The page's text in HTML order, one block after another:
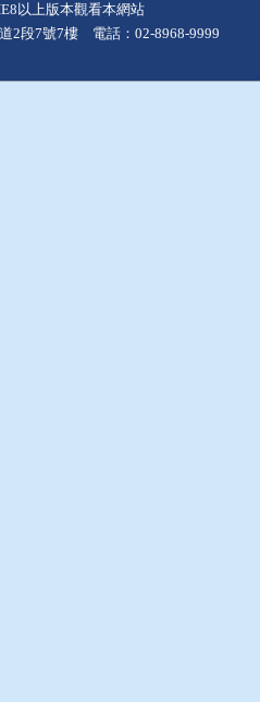
以上版本觀看本網站
2段7號7樓 電話：02-8968-9999